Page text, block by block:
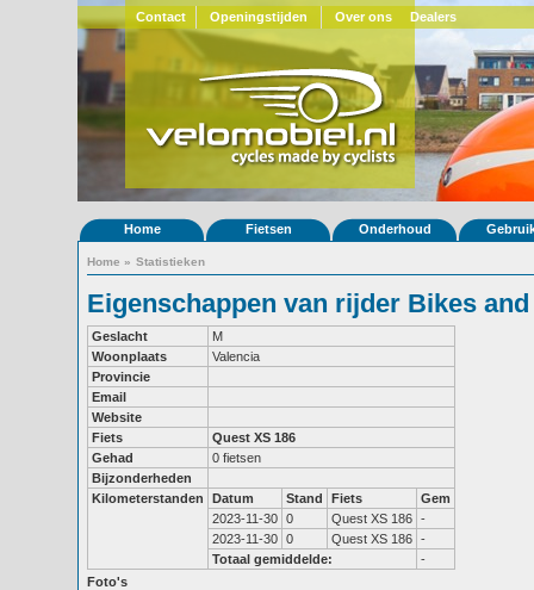
Contact Openingstijden Over ons Dealers
Home Fietsen Onderhoud
Home » Statistieken
Eigenschappen van rijder Bikes
Geslacht
M
Woonplaats
Valencia
Provincie
Email
Website
Fiets
Quest XS 186
Gehad
0 fietsen
Bijzonderheden
Kilometerstanden
Datum Stand Fiets
Gem
2023-11-30 0 Quest XS 186 -
2023-11-30 0 Quest XS 186 -
Totaal gemiddelde:
-
Foto's